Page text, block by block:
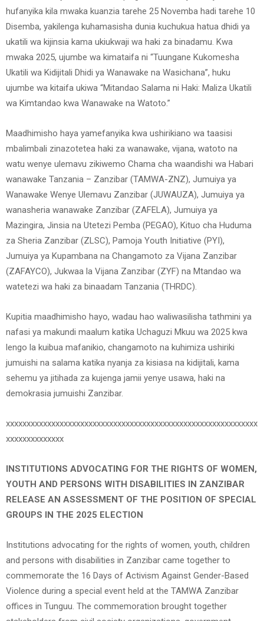
hufanyika kila mwaka kuanzia tarehe 25 Novemba hadi tarehe 10
Disemba, yakilenga kuhamasisha dunia kuchukua hatua dhidi ya
ukatili wa kijinsia kama ukiukwaji wa haki za binadamu. Kwa
mwaka 2025, ujumbe wa kimataifa ni “Tuungane Kukomesha
Ukatili wa Kidijitali Dhidi ya Wanawake na Wasichana”, huku
ujumbe wa kitaifa ukiwa “Mitandao Salama ni Haki: Maliza Ukatili
wa Kimtandao kwa Wanawake na Watoto.”
Maadhimisho haya yamefanyika kwa ushirikiano wa taasisi
mbalimbali zinazotetea haki za wanawake, vijana, watoto na
watu wenye ulemavu zikiwemo Chama cha waandishi wa Habari
wanawake Tanzania – Zanzibar (TAMWA-ZNZ), Jumuiya ya
Wanawake Wenye Ulemavu Zanzibar (JUWAUZA), Jumuiya ya
wanasheria wanawake Zanzibar (ZAFELA), Jumuiya ya
Mazingira, Jinsia na Utetezi Pemba (PEGAO), Kituo cha Huduma
za Sheria Zanzibar (ZLSC), Pamoja Youth Initiative (PYI),
Jumuiya ya Kupambana na Changamoto za Vijana Zanzibar
(ZAFAYCO), Jukwaa la Vijana Zanzibar (ZYF) na Mtandao wa
watetezi wa haki za binaadam Tanzania (THRDC).
Kupitia maadhimisho hayo, wadau hao waliwasilisha tathmini ya
nafasi ya makundi maalum katika Uchaguzi Mkuu wa 2025 kwa
lengo la kuibua mafanikio, changamoto na kuhimiza ushiriki
jumuishi na salama katika nyanja za kisiasa na kidijitali, kama
sehemu ya jitihada za kujenga jamii yenye usawa, haki na
demokrasia jumuishi Zanzibar.
xxxxxxxxxxxxxxxxxxxxxxxxxxxxxxxxxxxxxxxxxxxxxxxxxxxxxxxxxxxxx
xxxxxxxxxxxxxx
INSTITUTIONS ADVOCATING FOR THE RIGHTS OF WOMEN,
YOUTH AND PERSONS WITH DISABILITIES IN ZANZIBAR
RELEASE AN ASSESSMENT OF THE POSITION OF SPECIAL
GROUPS IN THE 2025 ELECTION
Institutions advocating for the rights of women, youth, children
and persons with disabilities in Zanzibar came together to
commemorate the 16 Days of Activism Against Gender-Based
Violence during a special event held at the TAMWA Zanzibar
offices in Tunguu. The commemoration brought together